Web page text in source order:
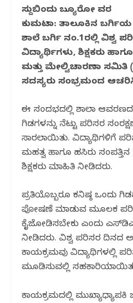
c
e
b
o
o
itt
e
r
at
s
A
p
p
e
g
ra
m
e
ಸುದ್ದಿಬಿಂದು ಬ್ಯೂರೋ ವರದಿ
ಕುಮಟಾ: ತಾಲೂಕಿನ
ಶಾಲೆ ಬರ್ಗಿ ನಂ.1ರಲ್ಲಿ ವಿಶ್ವ
ವಿದ್ಯಾರ್ಥಿಗಳು, ಶಿಕ್ಷಕರು
ಮತ್ತು ಮೇಲ್ವಿಚಾರಣಾ
ಸದಸ್ಯರು ಸಂಭ್ರಮದಿಂದ
ಈ ಸಂದರ್ಭದಲ್ಲಿ ಶಾಲಾ
ಗಿಡಗಳನ್ನು ನೆಟ್ಟು ಪರಿಸರ
ಸಾರಲಾಯಿತು. ವಿದ್ಯಾರ್ಥಿಗಳಿಗೆ
ಮಹತ್ವ ಹಾಗೂ ಹಸಿರು
ಶಿಕ್ಷಕರು ಮಾಹಿತಿ ನೀಡಿದರು.
ಪ್ರತಿಯೊಬ್ಬರೂ ಕನಿಷ್ಠ ಒಂದು
ಪೋಷಣೆ ಮಾಡುವ ಮೂಲಕ
ಕೈಜೋಡಿಸಬೇಕು ಎಂದು
ನೀಡಿದರು. ವಿಶ್ವ ಪರಿಸರ ದಿನದ
ಕಾರ್ಯಕ್ರಮವು ವಿದ್ಯಾರ್ಥಿಗಳಲ್ಲಿ
ಮೂಡಿಸುವಲ್ಲಿ
ಕಾರ್ಯಕ್ರಮದಲ್ಲಿ